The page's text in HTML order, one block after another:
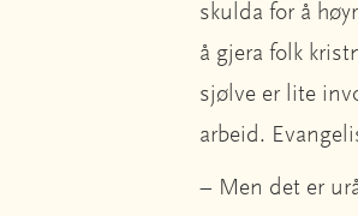
skulda for å
å gjera folk
sjølve er lite
arbeid.
– Men det er